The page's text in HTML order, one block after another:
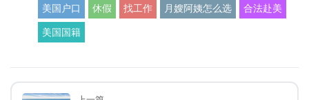
美国户口 休假 找工作 月嫂阿姨怎么选 合法赴美
美国国籍